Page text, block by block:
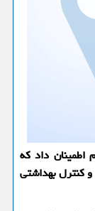
داد كه
كنترل بهداشتی